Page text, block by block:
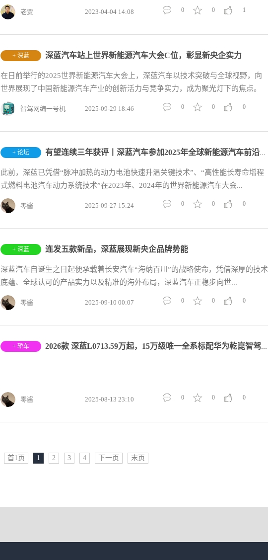
老贾 2023-04-04 14:08 1
0
0
+ 深蓝 深蓝汽车站上世界新能源汽车大会C位，彰显新央企实力
在日前举行的2025世界新能源汽车大会上，深蓝汽车以技术突破与全球视野，向
世界展现了中国新能源汽车产业的创新活力与竞争实力，成为聚光灯下的焦点。
智驾网编一号机 2025-09-29 18:46 0
0
0
+ 论坛 ​
有望连续三年获评丨深蓝汽车参加2025年全球新能源汽车前沿及创
此前，深蓝已凭借“脉冲加热的动力电池快速升温关键技术”、“高性能长寿命增程
式燃料电池汽车动力系统技术”在2023年、2024年的世界新能源汽车大会...
零酱 2025-09-27 15:24 0
0
0
+ 深蓝 连发五款新品，深蓝展现新央企品牌势能
​深蓝汽车自诞生之日起便承载着长安汽车“海纳百川”的战略使命，凭借深厚的技术
底蕴、全球认可的产品实力以及精准的海外布局，深蓝汽车正稳步向世...
零酱 2025-09-10 00:07 0
0
0
+ 轿车 2026款 深蓝L0713.59万起，15万级唯一全系标配华为乾崑智驾轿车
零酱 2025-08-13 23:10 0
0
0
首1页 1 2 3 4 下一页 末页